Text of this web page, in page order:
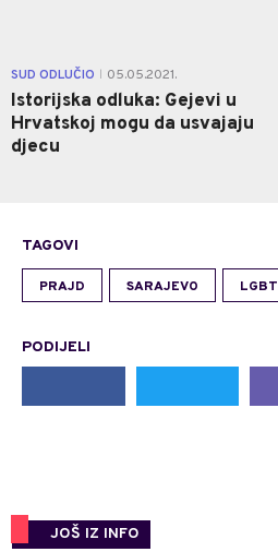
SUD ODLUČIO 05.05.2021.
Istorijska odluka: Gejevi u
Hrvatskoj mogu da usvajaju
djecu
TAGOVI
PRAJD SARAJEVO LGBT
PODIJELI
JOŠ IZ INFO